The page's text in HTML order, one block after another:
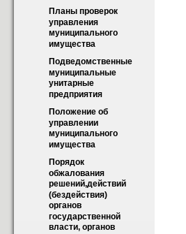
Планы проверок
управления
муниципального
имущества
Подведомственные
муниципальные
унитарные
предприятия
Положение об
управлении
муниципального
имущества
Порядок
обжалования
решений,действий
(бездействия)
органов
государственной
власти, органов